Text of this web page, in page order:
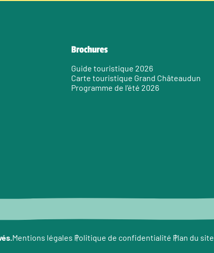
Brochures
Guide touristique 2026
Carte touristique Grand Châteaudun
Programme de l’été 2026
Mentions légales Politique de confidentialité Plan du site